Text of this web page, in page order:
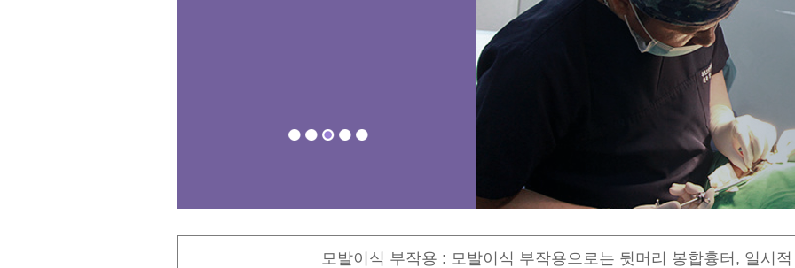
모발이식 부작용 : 모발이식 부작용으로는 뒷머리 봉합흉터, 일시